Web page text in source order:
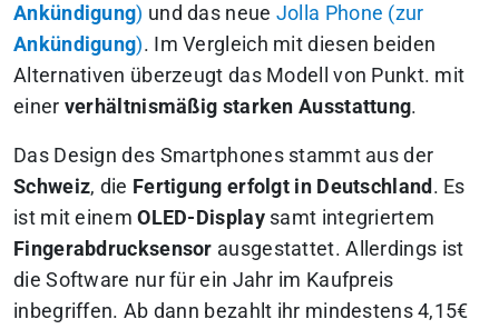
Ankündigung) und das neue Jolla Phone (zur
Ankündigung). Im Vergleich mit diesen beiden
Alternativen überzeugt das Modell von Punkt. mit
einer verhältnismäßig starken Ausstattung.
Das Design des Smartphones stammt aus der
Schweiz, die Fertigung erfolgt in Deutschland . Es
ist mit einemOLED-Displaysamt integriertem
Fingerabdrucksensor ausgestattet. Allerdings ist
die Software nur für ein Jahr im Kaufpreis
inbegriffen. Ab dann bezahlt ihr mindestens 4,15€